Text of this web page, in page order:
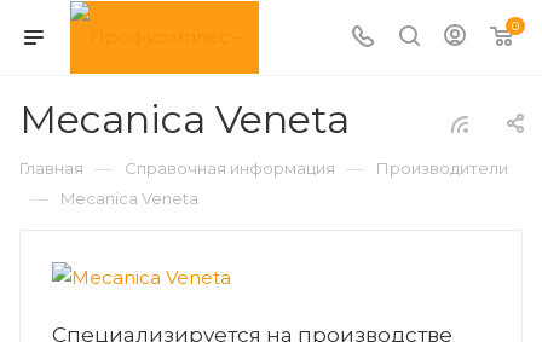
0
Mecanica Veneta
Главная — Справочная информация — Производители
— Mecanica Veneta
Специализируется на производстве